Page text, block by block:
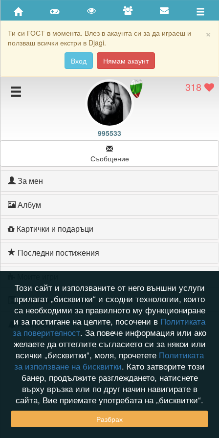
×
Ти си ГОСТ в момента. Влез в акаунта си за да играеш и
ползваш всички екстри в Djagi.
Вход
Нямам акаунт
Приятели
Хронология на игри
Подаръците на 995533
Картичките на 995533
318
995533
Съобщение
За мен
Албум
Картички и подаръци
Последни постижения
Хронология на игри
Активност
Този сайт и използваните от него външни услуги
прилагат „бисквитки“ и сходни технологии, които
са необходими за правилното му функциониране
и за постигане на целите, посочени в Политиката
за поверителност. За повече информация или ако
желаете да оттеглите съгласието си за някои или
всички „бисквитки“, моля, прочетете Политиката
за използване на бисквитки. Като затворите този
банер, продължите разглеждането, натиснете
върху връзка или по друг начин навигирате в
сайта, Вие приемате употребата на „бисквитки“.
Разбрах